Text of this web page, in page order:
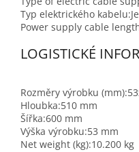
Typ elektrického kabelu:
Power supply cable
LOGISTICKÉ
Rozměry výrobku (mm):
Hloubka:510 mm
Šířka:600 mm
Výška výrobku:53 mm
Net weight (kg):10.200 kg